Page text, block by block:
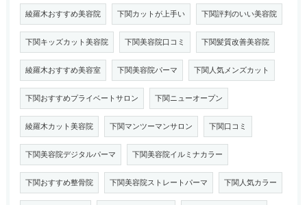
綾羅木おすすめ美容院 下関カットが上手い 下関評判のいい美容院
下関キッズカット美容院 下関美容院口コミ 下関髪質改善美容院
綾羅木おすすめ美容室 下関美容院パーマ 下関人気メンズカット
下関おすすめプライベートサロン 下関ニューオープン
綾羅木カット美容院 下関マンツーマンサロン 下関口コミ
下関美容院デジタルパーマ 下関美容院イルミナカラー
下関おすすめ整骨院 下関美容院ストレートパーマ 下関人気カラー